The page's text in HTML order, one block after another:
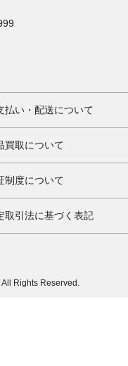
払い・配送について
買取について
制度について
取引法に基づく表記
Rights Reserved.